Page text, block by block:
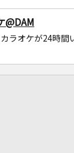
@DAM
ラオケが24時間